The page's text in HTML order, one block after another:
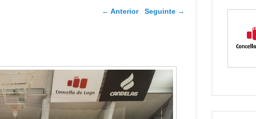
Navegador de artigos
← Anterior Seguinte →